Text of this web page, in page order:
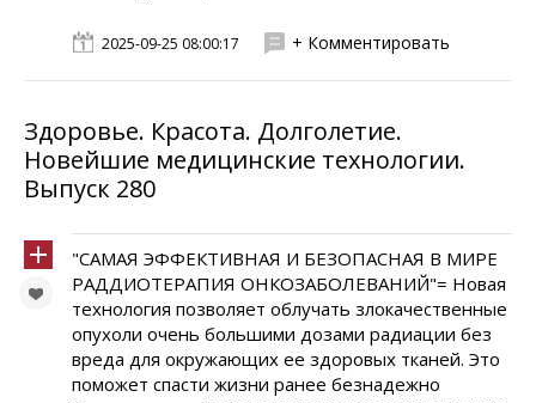
2025-09-25 08:00:17 + Комментировать
Здоровье. Красота. Долголетие.
Новейшие медицинские технологии.
Выпуск 280
"САМАЯ ЭФФЕКТИВНАЯ И БЕЗОПАСНАЯ В МИРЕ
РАДДИОТЕРАПИЯ ОНКОЗАБОЛЕВАНИЙ"= Новая
технология позволяет облучать злокачественные
опухоли очень большими дозами радиации без
вреда для окружающих ее здоровых тканей. Это
поможет спасти жизни ранее безнадежно